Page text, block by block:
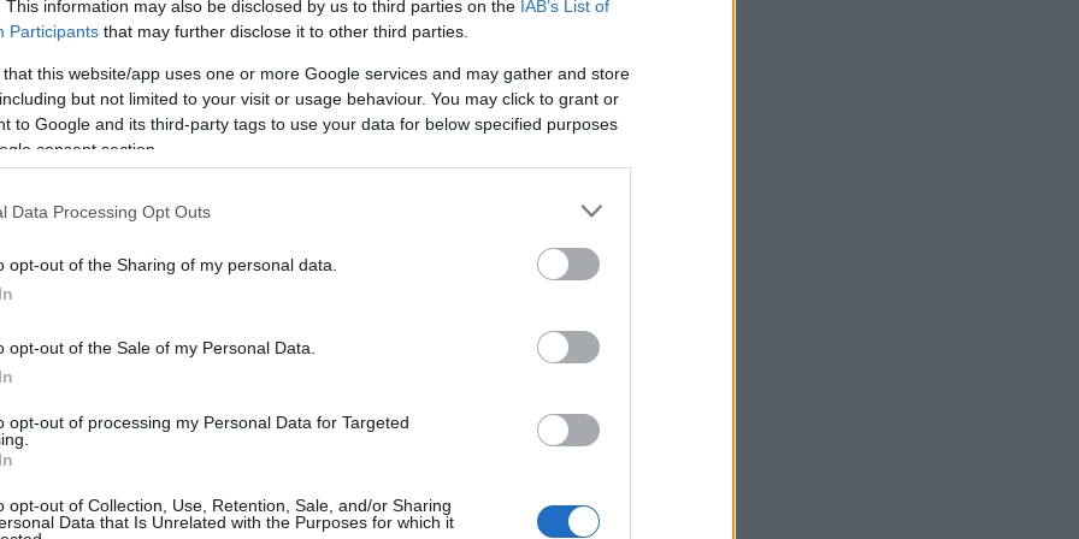
This information may also be disclosed by us to third parties on the IAB’s List of
Participants that may further disclose it to other third parties.
that this website/app uses one or more Google services and may gather and store
but not limited to your visit or usage behaviour. You may click to grant or
to Google and its third-party tags to use your data for below specified purposes
consent section.
Data Processing Opt Outs
opt-out of the Sharing of my personal data.
opt-out of the Sale of my Personal Data.
opt-out of processing my Personal Data for Targeted
opt-out of Collection, Use, Retention, Sale, and/or Sharing
Data that Is Unrelated with the Purposes for which it
κατά την οποία τραυματίστηκε στο δεξί
στο πρόσωπο. Συγκεκριμένα:
άλλο ένα άτομο έχασαν τη ζωή τους, ενώ δύο
Μέσα Κοινωνικής Δικτύωσης ενημέρωσε ότι
αυτιού».
για τον 20χρονο Τhomas Matthew Crooks
τις αρχές, πυροβόλησε αρκετές φορές από
των Μυστικών Υπηρεσιών.
πρόεδρο μετά την απόπειρα, ενώ αποκήρυξε
13/07 λέγοντας «ευτυχώς» που ο Ντ. Τράμπ